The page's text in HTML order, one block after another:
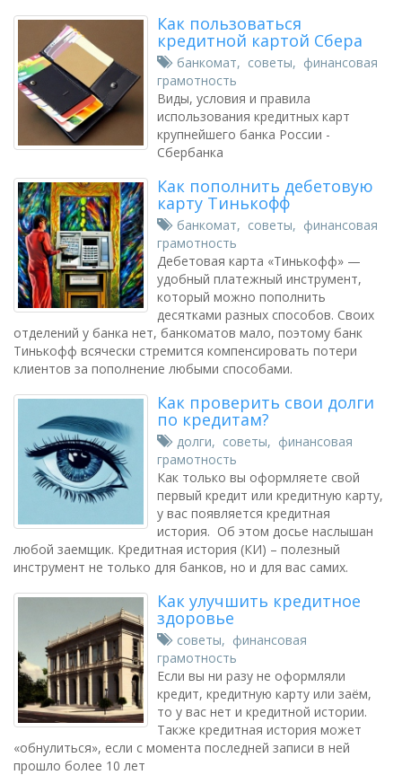
Как пользоваться
кредитной картой Сбера
банкомат, советы, финансовая
грамотность
Виды, условия и правила
использования кредитных карт
крупнейшего банка России -
Сбербанка
Как пополнить дебетовую
карту Тинькофф
банкомат, советы, финансовая
грамотность
Дебетовая карта «Тинькофф» —
удобный платежный инструмент,
который можно пополнить
десятками разных способов. Своих
отделений у банка нет, банкоматов мало, поэтому банк
Тинькофф всячески стремится компенсировать потери
клиентов за пополнение любыми способами.
Как проверить свои долги
по кредитам?
долги, советы, финансовая
грамотность
Как только вы оформляете свой
первый кредит или кредитную карту,
у вас появляется кредитная
история. Об этом досье наслышан
любой заемщик. Кредитная история (КИ) – полезный
инструмент не только для банков, но и для вас самих.
Как улучшить кредитное
здоровье
советы, финансовая
грамотность
Если вы ни разу не оформляли
кредит, кредитную карту или заём,
то у вас нет и кредитной истории.
Также кредитная история может
«обнулиться», если с момента последней записи в ней
прошло более 10 лет